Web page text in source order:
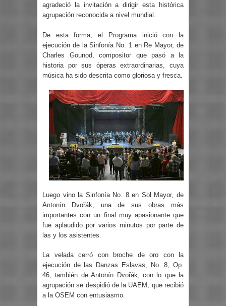
agradeció la invitación a dirigir esta histórica
agrupación reconocida a nivel mundial.
De esta forma, el Programa inició con la
ejecución de la Sinfonía No. 1 en Re Mayor, de
Charles Gounod, compositor que pasó a la
historia por sus óperas extraordinarias, cuya
música ha sido descrita como gloriosa y fresca.
Luego vino la Sinfonía No. 8 en Sol Mayor, de
Antonín Dvořák, una de sus obras más
importantes con un final muy apasionante que
fue aplaudido por varios minutos por parte de
las y los asistentes.
La velada cerró con broche de oro con la
ejecución de las Danzas Eslavas, No. 8, Op.
46, también de Antonín Dvořák, con lo que la
agrupación se despidió de la UAEM, que recibió
a la OSEM con entusiasmo.